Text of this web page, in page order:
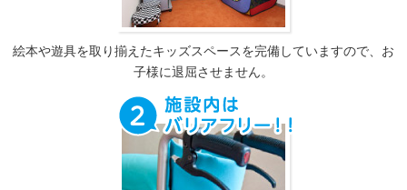
絵本や遊具を取り揃えたキッズスペースを完備していますので、お
子様に退屈させません。